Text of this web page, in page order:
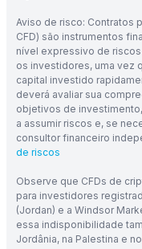
Aviso de risco: Contratos
CFD) são instrumentos
nível expressivo de
os investidores, uma vez
capital investido
deverá avaliar sua
objetivos de
a assumir riscos e, se
consultor financeiro
de riscos
Observe que CFDs de
para investidores
(Jordan) e a Windsor
essa indisponibilidade
Jordânia, na Palestina e